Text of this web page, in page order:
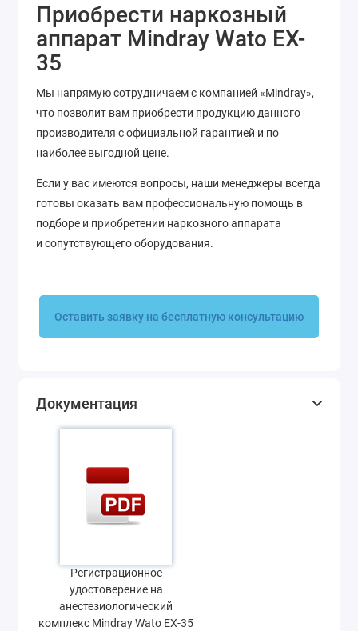
Приобрести наркозный
аппарат Mindray Wato EX-
35
Мы напрямую сотрудничаем с компанией «Mindray»,
что позволит вам приобрести продукцию данного
производителя с официальной гарантией и по
наиболее выгодной цене.
Если у вас имеются вопросы, наши менеджеры всегда
готовы оказать вам профессиональную помощь в
подборе и приобретении наркозного аппарата
и сопутствующего оборудования.
Оставить заявку на бесплатную консультацию
Документация
Регистрационное
удостоверение на
анестезиологический
комплекс Mindray Wato EX-35